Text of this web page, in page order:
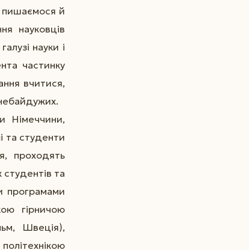
пишаємося й
науковців
науки і
частинку
вчитися,
Німеччини,
та студенти
проходять
та
програмами
гірничою
Швеція),